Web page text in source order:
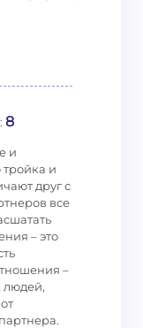
: 8
и
и
друг с
все
– это
–
людей,